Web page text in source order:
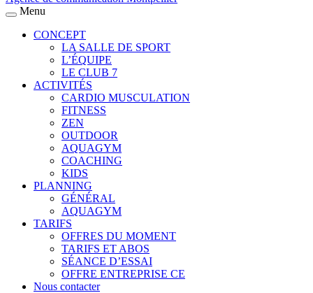
Menu
CONCEPT
LA SALLE DE SPORT
L’ÉQUIPE
LE CLUB 7
ACTIVITÉS
CARDIO MUSCULATION
FITNESS
ZEN
OUTDOOR
AQUAGYM
COACHING
KIDS
PLANNING
GÉNÉRAL
AQUAGYM
TARIFS
OFFRES DU MOMENT
TARIFS ET ABOS
SÉANCE D’ESSAI
OFFRE ENTREPRISE CE
Nous contacter